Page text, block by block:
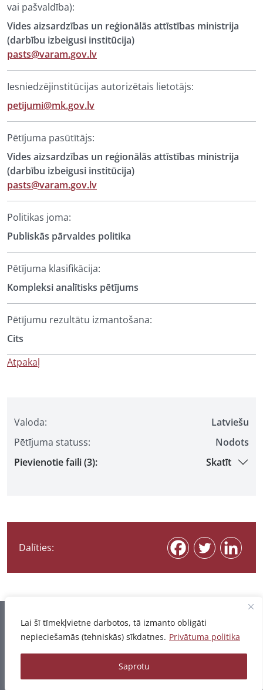
Lai šī tīmekļvietne darbotos, tā izmanto obligāti
nepieciešamās (tehniskās) sīkdatnes. Privātuma politika
Saprotu
Valoda:
Latviešu
Pētījuma statuss:
Nodots
Pievienotie faili (3):
Skatīt
Dalīties:
vai pašvaldība):
Vides aizsardzības un reģionālās attīstības ministrija
(darbību izbeigusi institūcija)
pasts@varam.gov.lv
Iesniedzējinstitūcijas autorizētais lietotājs:
petijumi@mk.gov.lv
Pētījuma pasūtītājs:
Vides aizsardzības un reģionālās attīstības ministrija
(darbību izbeigusi institūcija)
pasts@varam.gov.lv
Politikas joma:
Publiskās pārvaldes politika
Pētījuma klasifikācija:
Kompleksi analītisks pētījums
Pētījumu rezultātu izmantošana:
Cits
Atpakaļ
Informācija pēdējo reizi atjaunota 07.08.2026
© 2026 - Pētījumu un publikāciju datubāze